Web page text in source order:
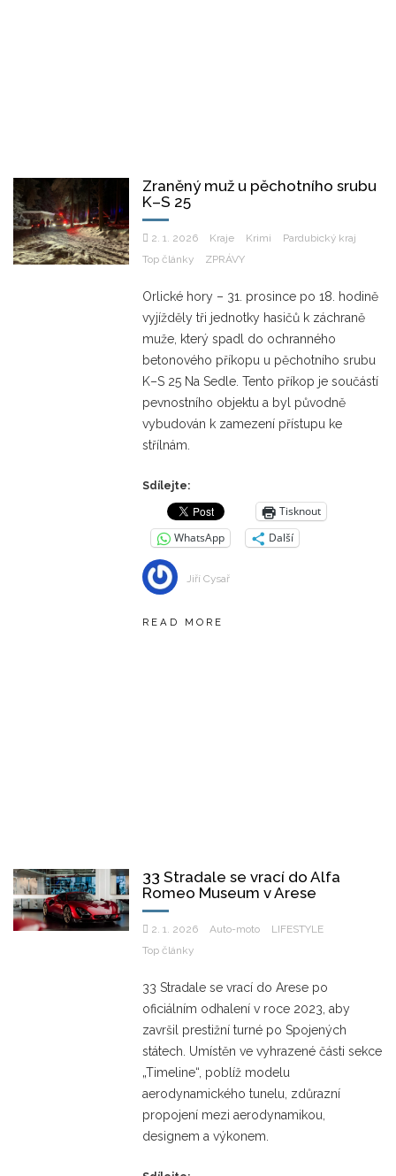
Zraněný muž u pěchotního srubu
K–S 25
2. 1. 2026 Kraje Krimi
Pardubický kraj
Top články
ZPRÁVY
Orlické hory – 31. prosince po 18. hodině
vyjížděly tři jednotky hasičů k záchraně
muže, který spadl do ochranného
betonového příkopu u pěchotního srubu
K–S 25 Na Sedle. Tento příkop je součástí
pevnostního objektu a byl původně
vybudován k zamezení přístupu ke
střílnám.
Sdílejte:
Tisknout
WhatsApp
Další
Jiří Cysař
READ MORE
33 Stradale se vrací do Alfa
Romeo Museum v Arese
2. 1. 2026 Auto-moto
LIFESTYLE
Top články
33 Stradale se vrací do Arese po
oficiálním odhalení v roce 2023, aby
završil prestižní turné po Spojených
státech. Umístěn ve vyhrazené části sekce
„Timeline“, poblíž modelu
aerodynamického tunelu, zdůrazní
propojení mezi aerodynamikou,
designem a výkonem.